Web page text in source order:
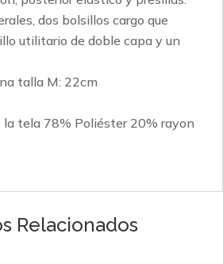
dos bolsillos cargo que
utilitario de doble capa y un
talla M: 22cm
la tela 78% Poliéster 20% rayon
Relacionados